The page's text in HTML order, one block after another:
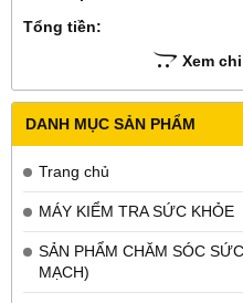
Tổng tiền:
Xem
DANH MỤC SẢN PHẨM
Trang chủ
MÁY KIỂM TRA SỨC KHỎE
SẢN PHẨM CHĂM SÓC
MẠCH)